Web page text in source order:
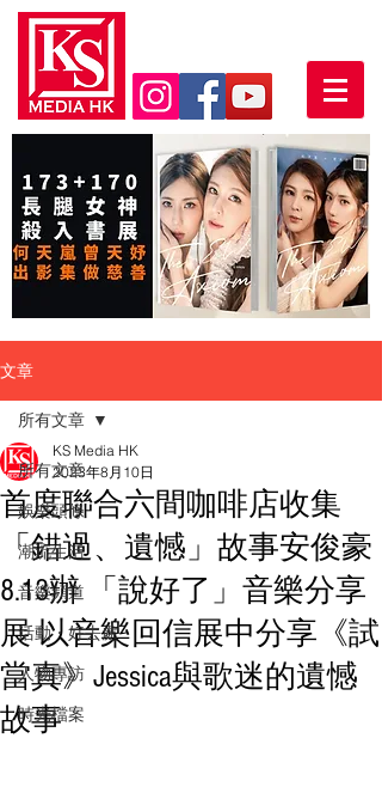
文章
所有文章
娛樂頭條
潮流生活
音樂頻道
活動・好去處
人物專訪
時光檔案
所有文章
首度聯合六間咖啡店收集
「錯過、遺憾」故事安俊豪
8.13辦 「說好了」音樂分享
展 以音樂回信展中分享《試
當真》Jessica與歌迷的遺憾
故事
KS Media HK
2023年8月10日